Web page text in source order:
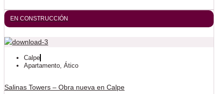
EN CONSTRUCCIÓN
Calpe
Apartamento Ático
Salinas Towers – Obra nueva en Calpe